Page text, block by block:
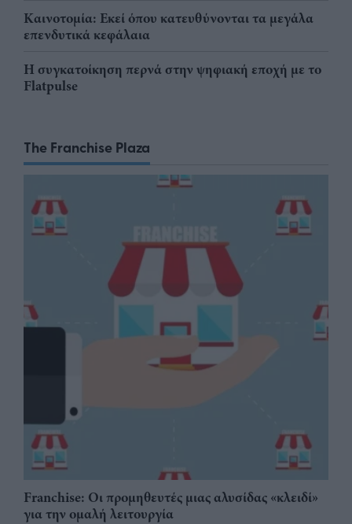
Καινοτομία: Εκεί όπου κατευθύνονται τα μεγάλα
επενδυτικά κεφάλαια
Η συγκατοίκηση περνά στην ψηφιακή εποχή με το
Flatpulse
The Franchise Plaza
Franchise: Οι προμηθευτές μιας αλυσίδας «κλειδί»
για την ομαλή λειτουργία